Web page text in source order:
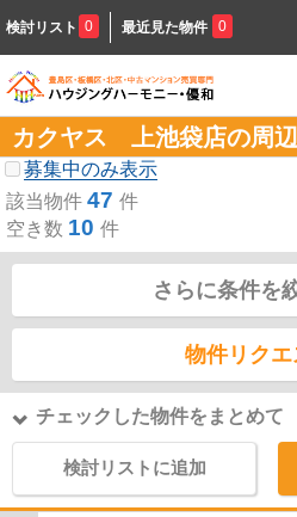
検討リスト 0 最近見た物件 0
カクヤス 上池袋店の周
募集中のみ表示
該当物件 47 件
空き数 10 件
さらに条件を
物件リクエ
チェックした物件をまとめて
検討リストに追加